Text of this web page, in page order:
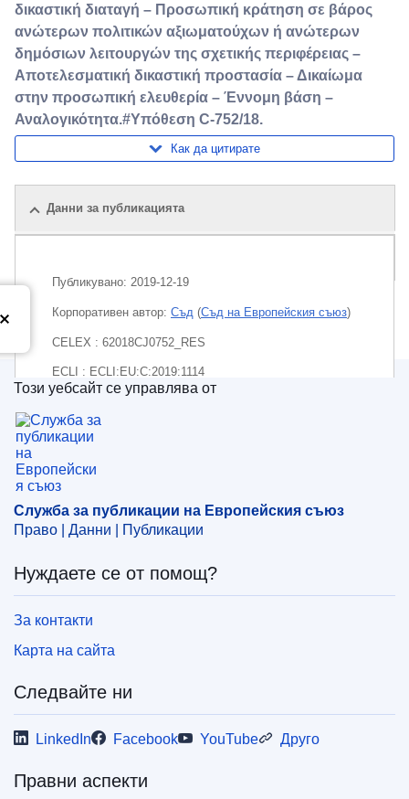
δικαστική διαταγή – Προσωπική κράτηση σε βάρος
ανώτερων πολιτικών αξιωματούχων ή ανώτερων
δημόσιων λειτουργών της σχετικής περιφέρειας –
Αποτελεσματική δικαστική προστασία – Δικαίωμα
στην προσωπική ελευθερία – Έννομη βάση –
Αναλογικότητα.#Υπόθεση C-752/18.
Как да цитирате
Данни за публикацията
Публикувано: 2019-12-19
Корпоративен aвтор: Съд (Съд на Европейския съюз)
CELEX : 62018CJ0752_RES
ECLI : ECLI:EU:C:2019:1114
Служба за публикации на Европейския съюз
Този уебсайт се управлява от
Служба за публикации на Европейския съюз
Право | Данни | Публикации
Нуждаете се от помощ?
За контакти
Карта на сайта
Следвайте ни
LinkedIn Facebook YouTube Друго
Правни аспекти